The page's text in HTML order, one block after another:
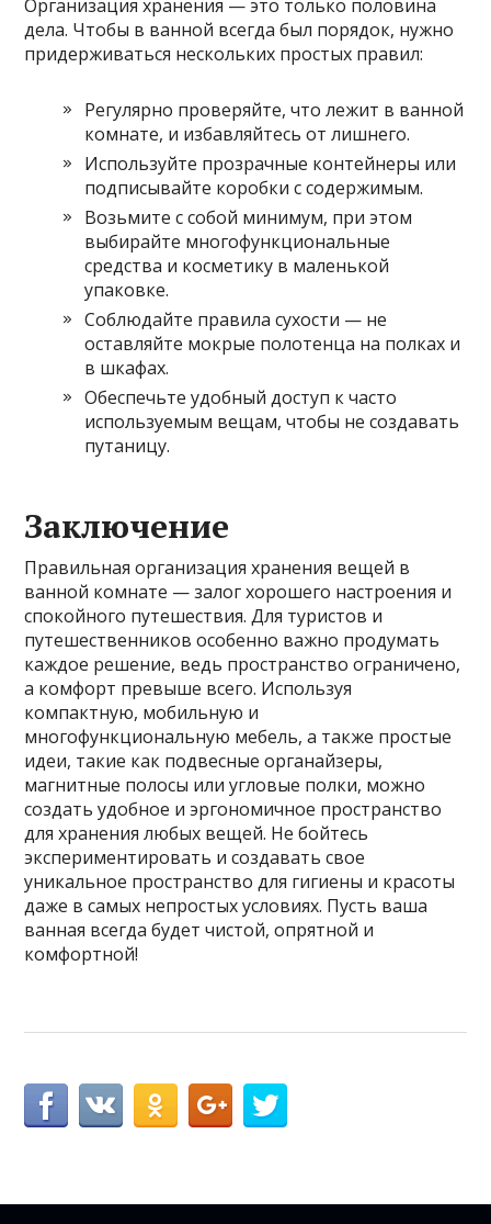
Организация хранения — это только половина
дела. Чтобы в ванной всегда был порядок, нужно
придерживаться нескольких простых правил:
Регулярно проверяйте, что лежит в ванной
комнате, и избавляйтесь от лишнего.
Используйте прозрачные контейнеры или
подписывайте коробки с содержимым.
Возьмите с собой минимум, при этом
выбирайте многофункциональные
средства и косметику в маленькой
упаковке.
Соблюдайте правила сухости — не
оставляйте мокрые полотенца на полках и
в шкафах.
Обеспечьте удобный доступ к часто
используемым вещам, чтобы не создавать
путаницу.
Заключение
Правильная организация хранения вещей в
ванной комнате — залог хорошего настроения и
спокойного путешествия. Для туристов и
путешественников особенно важно продумать
каждое решение, ведь пространство ограничено,
а комфорт превыше всего. Используя
компактную, мобильную и
многофункциональную мебель, а также простые
идеи, такие как подвесные органайзеры,
магнитные полосы или угловые полки, можно
создать удобное и эргономичное пространство
для хранения любых вещей. Не бойтесь
экспериментировать и создавать свое
уникальное пространство для гигиены и красоты
даже в самых непростых условиях. Пусть ваша
ванная всегда будет чистой, опрятной и
комфортной!